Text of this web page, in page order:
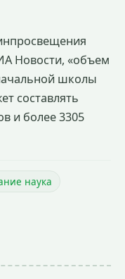
Новости, «объем
школы
составлять
и более 3305
наука